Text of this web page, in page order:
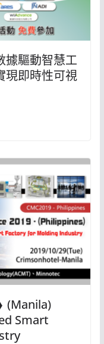
據驅動智慧工
現即時性可視
(Manila)
Smart